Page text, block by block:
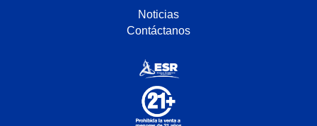
Noticias
Contáctanos